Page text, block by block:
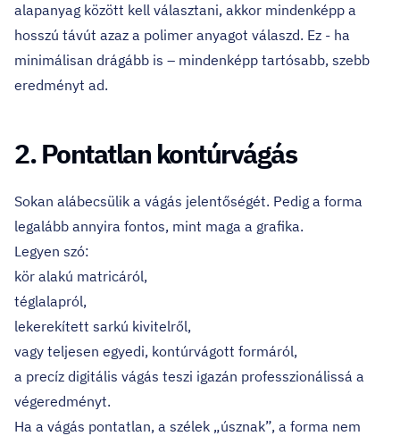
alapanyag között kell választani, akkor mindenképp a
hosszú távút azaz a polimer anyagot válaszd. Ez - ha
minimálisan drágább is – mindenképp tartósabb, szebb
eredményt ad.
2. Pontatlan kontúrvágás
Sokan alábecsülik a vágás jelentőségét. Pedig a forma
legalább annyira fontos, mint maga a grafika.
Legyen szó:
kör alakú matricáról,
téglalapról,
lekerekített sarkú kivitelről,
vagy teljesen egyedi, kontúrvágott formáról,
a precíz digitális vágás teszi igazán professzionálissá a
végeredményt.
Ha a vágás pontatlan, a szélek „úsznak”, a forma nem